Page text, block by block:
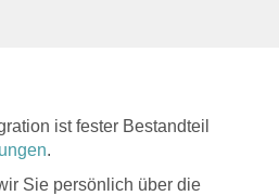
ist fester Bestandteil
.
Sie persönlich über die